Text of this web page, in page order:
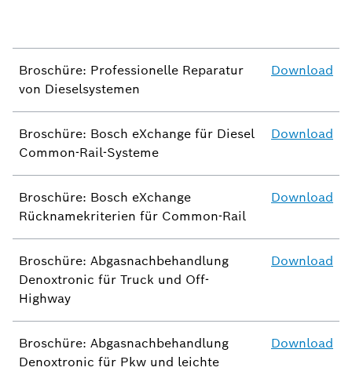
Broschüre: Professionelle Reparatur
von Dieselsystemen
Download
Broschüre: Bosch eXchange für Diesel
Common-Rail-Systeme
Download
Broschüre: Bosch eXchange
Rücknamekriterien für Common-Rail
Download
Broschüre: Abgasnachbehandlung
Denoxtronic für Truck und Off-
Highway
Download
Broschüre: Abgasnachbehandlung
Denoxtronic für Pkw und leichte
Download